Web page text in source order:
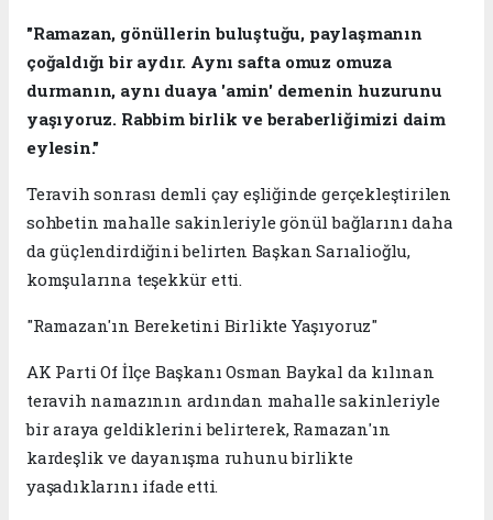
"Ramazan, gönüllerin buluştuğu, paylaşmanın
çoğaldığı bir aydır. Aynı safta omuz omuza
durmanın, aynı duaya 'amin' demenin huzurunu
yaşıyoruz. Rabbim birlik ve beraberliğimizi daim
eylesin."
Teravih sonrası demli çay eşliğinde gerçekleştirilen
sohbetin mahalle sakinleriyle gönül bağlarını daha
da güçlendirdiğini belirten Başkan Sarıalioğlu,
komşularına teşekkür etti.
"Ramazan'ın Bereketini Birlikte Yaşıyoruz"
AK Parti Of İlçe Başkanı Osman Baykal da kılınan
teravih namazının ardından mahalle sakinleriyle
bir araya geldiklerini belirterek, Ramazan'ın
kardeşlik ve dayanışma ruhunu birlikte
yaşadıklarını ifade etti.